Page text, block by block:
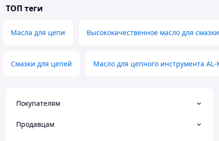
ТОП теги
Масла для цепи Высококачественное масло для
Смазки для цепей Масло для цепного инструмента AL-
Покупателям
Продавцам